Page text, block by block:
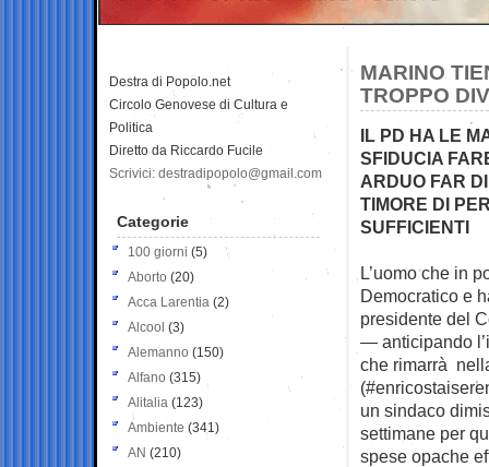
MARINO
TROPPO
IL PD HA LE
SFIDUCIA
ARDUO FAR
TIMORE DI
SUFFICIENTI
L’uomo che in
Democratico e
presidente del
— anticipando
che rimarrà
un sindaco
settimane per
spese opache
Destra di Popolo.net
Circolo Genovese di Cultura e
Politica
Diretto da Riccardo Fucile
Scrivici: destradipopolo@gmail.com
Categorie
100 giorni (5)
Aborto (20)
Acca Larentia (2)
Alcool (3)
Alemanno (150)
Alfano (315)
Alitalia (123)
Ambiente (341)
AN (210)